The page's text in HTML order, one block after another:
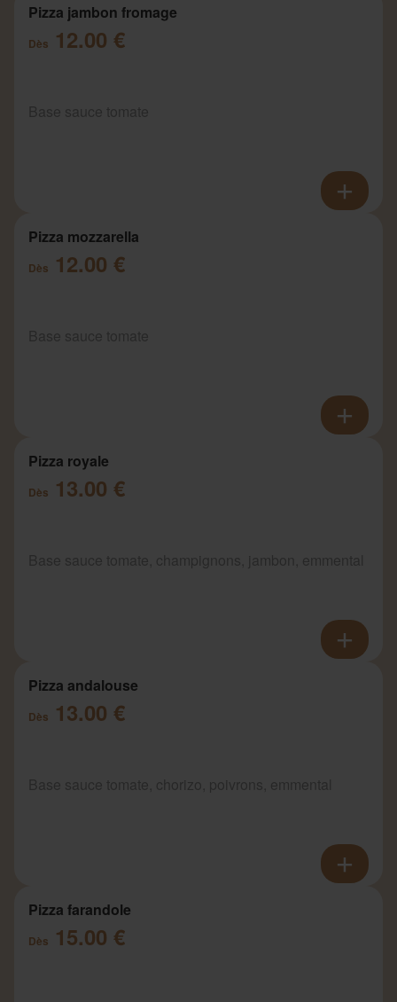
Pizza jambon fromage
Dès 12.00 €
Pizza mozzarella
Dès 12.00 €
Pizza royale
Dès 13.00 €
Pizza andalouse
Dès 13.00 €
Pizza farandole
Dès 15.00 €